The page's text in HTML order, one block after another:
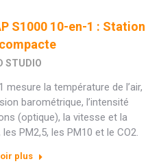
S1000 10-en-1 : Station
STUDIO
mesure la température de l’air,
barométrique, l’intensité
(optique), la vitesse et la
PM2,5, les PM10 et le CO2.
plus